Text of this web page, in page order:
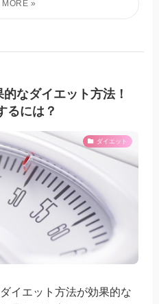
なダイエット方法！
るには？
ダイエット
イエット方法が効果的な